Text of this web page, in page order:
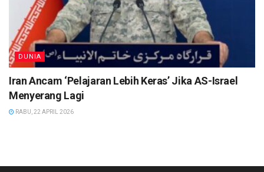
DUNIA
Iran Ancam ‘Pelajaran Lebih Keras’ Jika AS-Israel
Menyerang Lagi
RABU, 22 APRIL 2026